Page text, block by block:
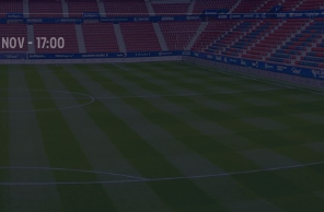
- 17:00